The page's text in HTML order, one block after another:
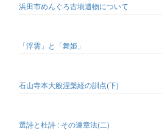
浜田市めんぐろ古墳遺物について
「浮雲」と「舞姫」
石山寺本大般涅槃経の訓点(下)
選詩と杜詩 : その連章法(二)